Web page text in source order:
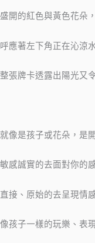
盛開的紅色與黃色花朵
呼應著左下角正在沁涼
整張牌卡透露出陽光又
就像是孩子或花朵，是
敏感誠實的去面對你的
直接、原始的去呈現情
像孩子一樣的玩樂、表